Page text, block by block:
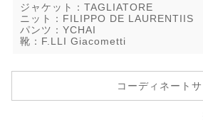
ジャケット：TAGLIATORE
ニット：FILIPPO DE LAURENTIIS
パンツ：YCHAI
靴：F.LLI Giacometti
コーディネート